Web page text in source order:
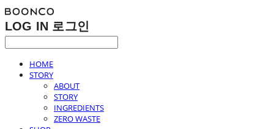
LOG IN 로그인
HOME
STORY
ABOUT
STORY
INGREDIENTS
ZERO WASTE